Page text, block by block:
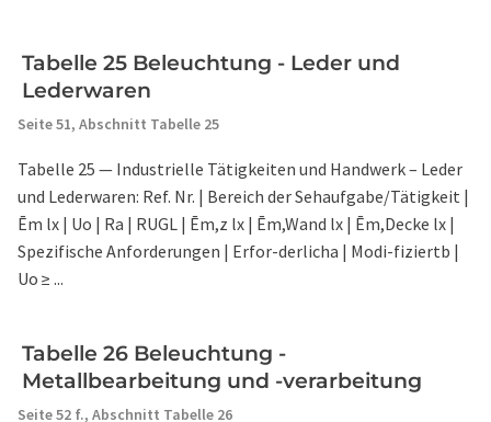
Tabelle 25 Beleuchtung - Leder und
Lederwaren
Seite 51, Abschnitt Tabelle 25
Tabelle 25 — Industrielle Tätigkeiten und Handwerk – Leder
und Lederwaren: Ref. Nr. | Bereich der Sehaufgabe/Tätigkeit |
Ēm lx | Uo | Ra | RUGL | Ēm,z lx | Ēm,Wand lx | Ēm,Decke lx |
Spezifische Anforderungen | Erfor-derlicha | Modi-fiziertb |
Uo ≥ ...
Tabelle 26 Beleuchtung -
Metallbearbeitung und -verarbeitung
Seite 52 f., Abschnitt Tabelle 26